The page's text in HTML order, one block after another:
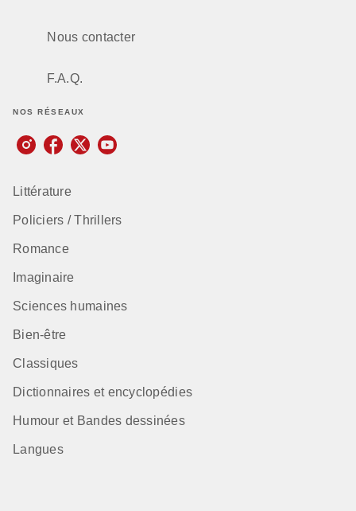
Nous contacter
F.A.Q.
NOS RÉSEAUX
Littérature
Policiers / Thrillers
Romance
Imaginaire
Sciences humaines
Bien-être
Classiques
Dictionnaires et encyclopédies
Humour et Bandes dessinées
Langues